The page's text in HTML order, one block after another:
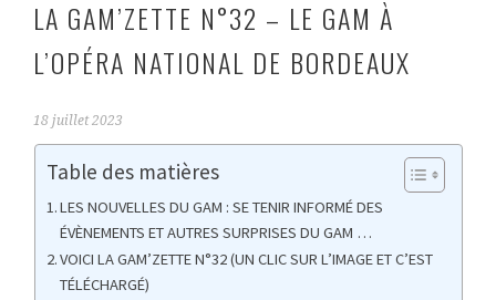
LA GAM’ZETTE N°32 – LE GAM À
L’OPÉRA NATIONAL DE BORDEAUX
18 juillet 2023
Table des matières
LES NOUVELLES DU GAM : SE TENIR INFORMÉ DES
ÉVÈNEMENTS ET AUTRES SURPRISES DU GAM …
VOICI LA GAM’ZETTE N°32 (UN CLIC SUR L’IMAGE ET C’EST
TÉLÉCHARGÉ)